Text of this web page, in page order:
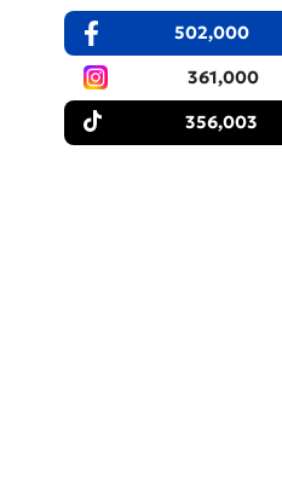
502,000
361,000
356,003